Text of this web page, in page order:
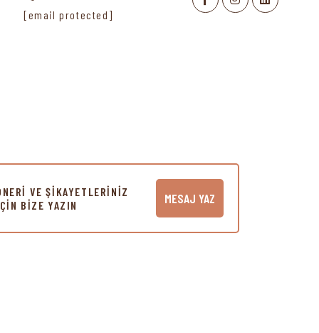
[email protected]
VE ŞİKAYETLERİNİZ
BİZE YAZIN
MESAJ YAZ